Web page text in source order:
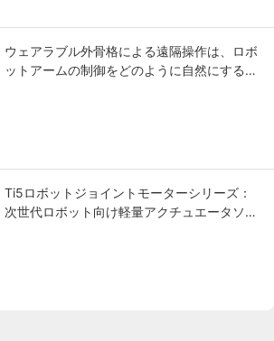
ウェアラブル外骨格による遠隔操作は、ロボ
ットアームの制御をどのように自然にするの
Ti5ロボットジョイントモーターシリーズ：
次世代ロボット向け軽量アクチュエータソリ